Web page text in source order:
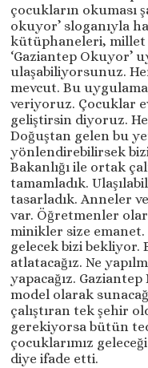
çocukların okuması
okuyor’ sloganıyla
kütüphaneleri, millet
‘Gaziantep Okuyor’
ulaşabiliyorsunuz.
mevcut. Bu
veriyoruz. Çocuklar
geliştirsin diyoruz.
Doğuştan gelen bu
yönlendirebilirsek
Bakanlığı ile ortak
tamamladık.
tasarladık. Anneler
var. Öğretmenler
minikler size
gelecek bizi bekliyor.
atlatacağız. Ne
yapacağız.
model olarak
çalıştıran tek şehir
gerekiyorsa bütün
çocuklarımız
diye ifade etti.